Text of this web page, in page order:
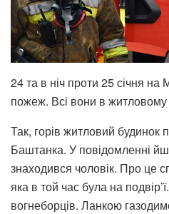
24 та в ніч проти 25 січня
пожеж. Всі вони в житловому
Так, горів житловий будинок
Баштанка. У повідомленні
знаходився чоловік. Про це
яка в той час була на
вогнеборців. Ланкою